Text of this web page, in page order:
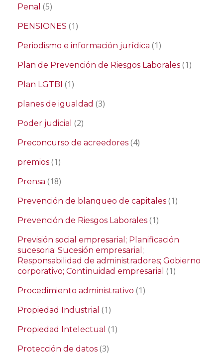
Penal (5)
PENSIONES (1)
Periodismo e información jurídica (1)
Plan de Prevención de Riesgos Laborales (1)
Plan LGTBI (1)
planes de igualdad (3)
Poder judicial (2)
Preconcurso de acreedores (4)
premios (1)
Prensa (18)
Prevención de blanqueo de capitales (1)
Prevención de Riesgos Laborales (1)
Previsión social empresarial; Planificación
sucesoria; Sucesión empresarial;
Responsabilidad de administradores; Gobierno
corporativo; Continuidad empresarial (1)
Procedimiento administrativo (1)
Propiedad Industrial (1)
Propiedad Intelectual (1)
Protección de datos (3)